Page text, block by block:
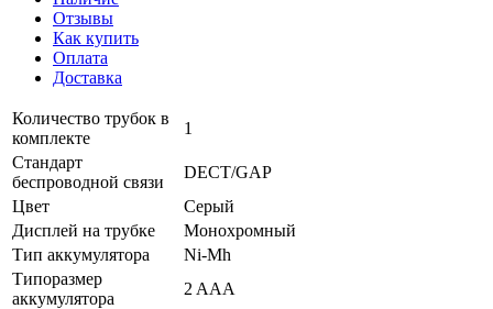
Отзывы
Как купить
Оплата
Доставка
Количество трубок в
комплекте
1
Стандарт
беспроводной связи
DECT/GAP
Цвет
Серый
Дисплей на трубке
Монохромный
Тип аккумулятора
Ni-Mh
Типоразмер
аккумулятора
2 AAA